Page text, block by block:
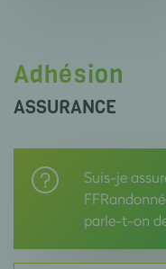
Adhésion
ASSURANCE
Suis-je
parle-t-on